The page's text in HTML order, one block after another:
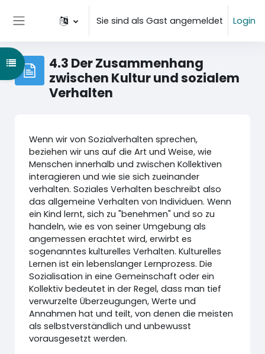
Sie sind als Gast angemeldet Login
4.3 Der Zusammenhang
zwischen Kultur und sozialem
Verhalten
Kursindex öffnen
Wenn wir von Sozialverhalten sprechen,
beziehen wir uns auf die Art und Weise, wie
Menschen innerhalb und zwischen Kollektiven
interagieren und wie sie sich zueinander
verhalten. Soziales Verhalten beschreibt also
das allgemeine Verhalten von Individuen. Wenn
ein Kind lernt, sich zu "benehmen" und so zu
handeln, wie es von seiner Umgebung als
angemessen erachtet wird, erwirbt es
sogenanntes kulturelles Verhalten. Kulturelles
Lernen ist ein lebenslanger Lernprozess. Die
Sozialisation in eine Gemeinschaft oder ein
Kollektiv bedeutet in der Regel, dass man tief
verwurzelte Überzeugungen, Werte und
Annahmen hat und teilt, von denen die meisten
als selbstverständlich und unbewusst
vorausgesetzt werden.